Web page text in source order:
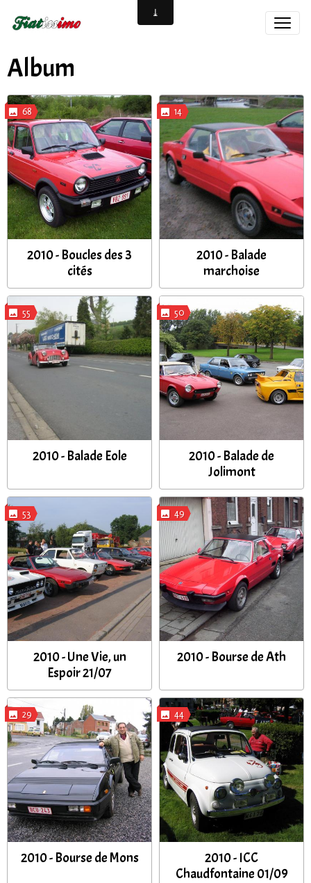
Album
68
2010 - Boucles des 3
cités
14
2010 - Balade
marchoise
55
2010 - Balade Eole
50
2010 - Balade de
Jolimont
53
2010 - Une Vie, un
Espoir 21/07
49
2010 - Bourse de Ath
29
2010 - Bourse de Mons
44
2010 - ICC
Chaudfontaine 01/09